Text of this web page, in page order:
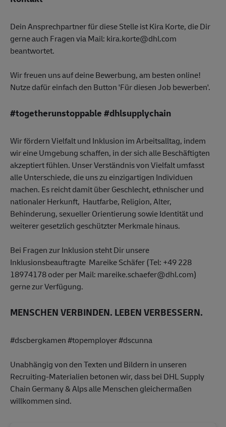
Dein Ansprechpartner für diese Stelle ist Kira Korte, die Dir
gerne auch Fragen via Mail: kira.korte@dhl.com
beantwortet.
Wir freuen uns auf deine Bewerbung, am besten online!
Nutze dafür einfach den Button 'Für diesen Job bewerben'.
#togetherunstoppable #dhlsupplychain
Wir fördern Vielfalt und Inklusion im Arbeitsalltag, indem
wir eine Umgebung schaffen, in der sich alle Beschäftigten
akzeptiert fühlen. Unser Verständnis von Vielfalt umfasst
alle Unterschiede, die uns zu einzigartigen Individuen
machen. Es reicht damit über Geschlecht, ethnischer und
nationaler Herkunft, Hautfarbe, Religion, Alter,
Behinderung, sexueller Orientierung sowie Identität und
weiterer gesetzlich geschützter Merkmale hinaus.
Bei Fragen zur Inklusion steht Dir unsere
Inklusionsbeauftragte Mareike Schäfer (Tel: +49 228
18974178 oder per Mail: mareike.schaefer@dhl.com)
gerne zur Verfügung.
MENSCHEN VERBINDEN. LEBEN VERBESSERN.
#dscbergkamen #topemployer #dscunna
Unabhängig von den Texten und Bildern in unseren
Recruiting-Materialien betonen wir, dass bei DHL Supply
Chain Germany & Alps alle Menschen gleichermaßen
willkommen sind.